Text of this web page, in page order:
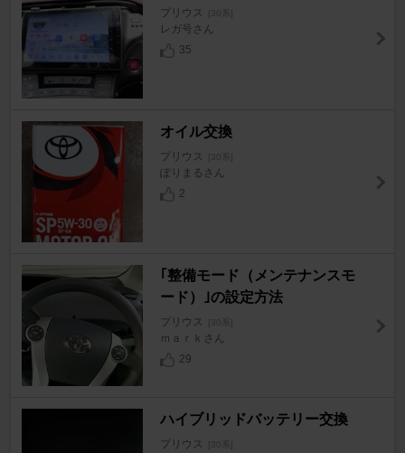
プリウス [30系]
レガ号さん
35
オイル交換
プリウス [30系]
ぽりまるさん
2
｢整備モード（メンテナンスモ
ード）｣の設定方法
プリウス [30系]
ｍａｒｋさん
29
ハイブリッドバッテリー交換
プリウス [30系]